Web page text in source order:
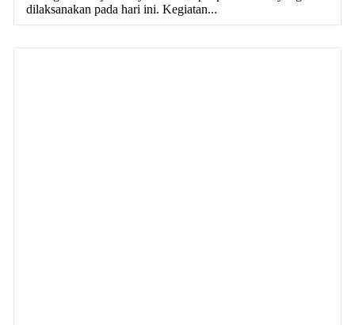
dilaksanakan pada hari ini. Kegiatan...